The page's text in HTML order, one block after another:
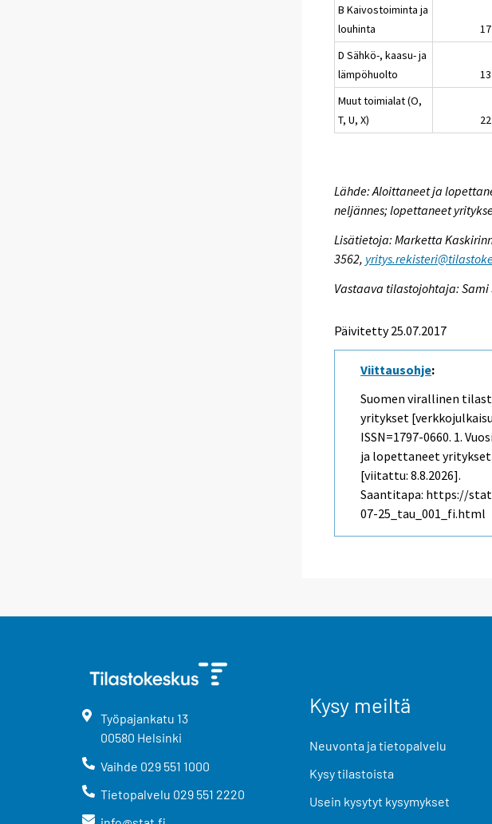
B Kaivostoiminta ja
louhinta
17
D Sähkö-, kaasu- ja
lämpöhuolto
13
Muut toimialat (O,
T, U, X)
22
Lähde: Aloittaneet ja
neljännes; lopettaneet
Lisätietoja: Marketta
3562,
Vastaava tilastojohtaja:
Päivitetty 25.07.2017
Viittausohje:
Suomen virallinen
yritykset
ISSN=1797-0660. 1.
ja lopettaneet
[viitattu: 8.8.2026].
Saantitapa: https://
07-25_tau_001_fi.html
Työpajankatu 13
00580 Helsinki
Vaihde 029 551 1000
Tietopalvelu 029 551 2220
Kysy meiltä
Neuvonta ja tietopalvelu
Kysy tilastoista
Usein kysytyt kysymykset